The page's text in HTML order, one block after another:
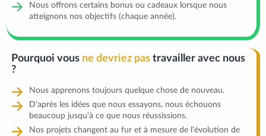
Nous offrons certains bonus ou cadeaux lorsque nous
atteignons nos objectifs (chaque année).
Pourquoi vous ne devriez pas travailler avec nous
?
Nous apprenons toujours quelque chose de nouveau.
D'après les idées que nous essayons, nous échouons
beaucoup jusqu'à ce que nous réussissions.
Nos projets changent au fur et à mesure de l'évolution de